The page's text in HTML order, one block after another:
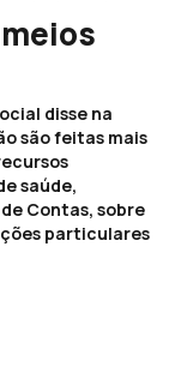
disse na
são feitas mais
saúde,
Contas, sobre
particulares